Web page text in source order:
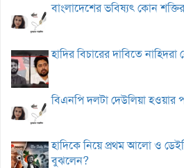
বাংলাদেশের ভবিষ্যৎ কোন
হাদির বিচারের দাবিতে
বিএনপি দলটা দেউলিয়া হওয়ার
হাদিকে নিয়ে প্রথম আলো ও
বুঝলেন?